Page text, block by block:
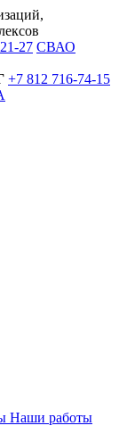
27 СВАО
+7 812 716-74-15
Наши работы